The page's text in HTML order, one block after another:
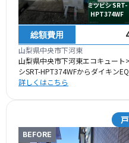
ミツビシ SRT-
HPT374WF
総額費用
山梨県中央市下河東
山梨県中央市下河東エコキュー
シSRT-HPT374WFからダイキン
詳しくはこちら
BEFORE